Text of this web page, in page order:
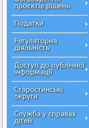
проєктів рішень
Податки
Регуляторна
діяльність
Доступ до публічної
інформації
Старостинські
округи
Служба у справах
дітей